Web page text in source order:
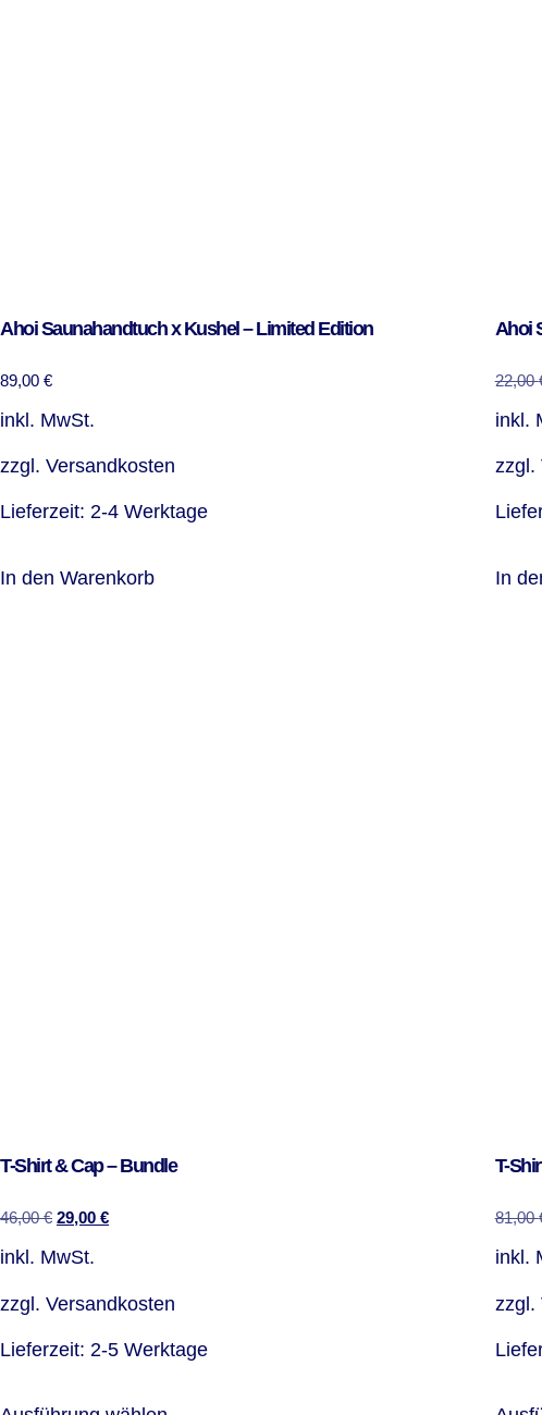
Ahoi Saunahandtuch x Kushel – Limited Edition
89,00 €
inkl. MwSt.
zzgl. Versandkosten
Lieferzeit: 2-4 Werktage
In den Warenkorb
Ahoi
22,00
inkl.
zzgl.
In
T-Shirt & Cap – Bundle
46,00€ 29,00 €
inkl. MwSt.
zzgl. Versandkosten
Lieferzeit: 2-5 Werktage
T-
81,00
inkl.
zzgl.